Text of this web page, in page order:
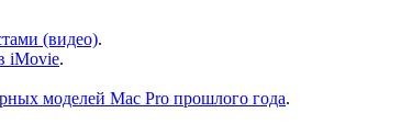
(видео).
iMovie.
моделей Mac Pro прошлого года.